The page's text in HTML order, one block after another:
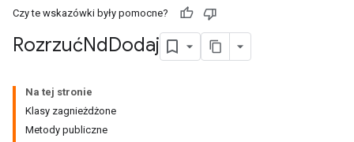
Czy te wskazówki były pomocne?
RozrzućNdDodaj
Na tej stronie
Klasy zagnieżdżone
Metody publiczne